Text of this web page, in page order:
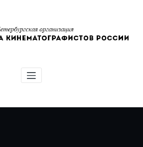
Санкт-
Петербурга